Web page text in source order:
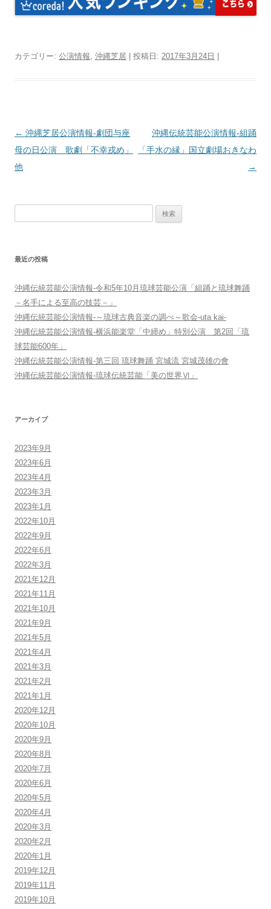
カテゴリー: 公演情報, 沖縄芝居 | 投稿日: 2017年3月24日
投
稿
ナ
← 沖縄芝居公演情報‐劇団与座
母の日公演 歌劇「不幸戎め」
他
沖縄伝統芸能公演情報‐組踊
「手水の縁」国立劇場おきなわ
→
最近の投稿
沖縄伝統芸能公演情報-令和5年10月琉球芸能公演「組踊と琉球舞踊
－名手による至高の技芸－」
沖縄伝統芸能公演情報-～琉球古典音楽の調べ～歌会-uta kai-
沖縄伝統芸能公演情報-横浜能楽堂「中締め」特別公演 第2回「琉
球芸能600年」
沖縄伝統芸能公演情報-第三回 琉球舞踊 宮城流 宮城茂雄の會
沖縄伝統芸能公演情報-琉球伝統芸能「美の世界Ⅵ」
アーカイブ
2023年9月
2023年6月
2023年4月
2023年3月
2023年1月
2022年10月
2022年9月
2022年6月
2022年3月
2021年12月
2021年11月
2021年10月
2021年9月
2021年5月
2021年4月
2021年3月
2021年2月
2021年1月
2020年12月
2020年10月
2020年9月
2020年8月
2020年7月
2020年6月
2020年5月
2020年4月
2020年3月
2020年2月
2020年1月
2019年12月
2019年11月
2019年10月